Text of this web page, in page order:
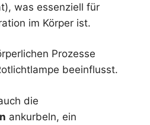
was essenziell für
im Körper ist.
Prozesse
beeinflusst.
die
ankurbeln, ein